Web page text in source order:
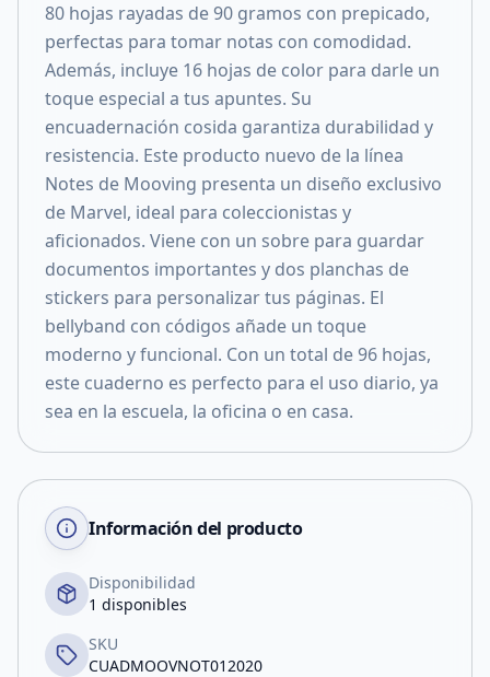
80 hojas rayadas de 90 gramos con prepicado,
perfectas para tomar notas con comodidad.
Además, incluye 16 hojas de color para darle un
toque especial a tus apuntes. Su
encuadernación cosida garantiza durabilidad y
resistencia. Este producto nuevo de la línea
Notes de Mooving presenta un diseño exclusivo
de Marvel, ideal para coleccionistas y
aficionados. Viene con un sobre para guardar
documentos importantes y dos planchas de
stickers para personalizar tus páginas. El
bellyband con códigos añade un toque
moderno y funcional. Con un total de 96 hojas,
este cuaderno es perfecto para el uso diario, ya
sea en la escuela, la oficina o en casa.
Información del producto
Disponibilidad
1 disponibles
SKU
CUADMOOVNOT012020